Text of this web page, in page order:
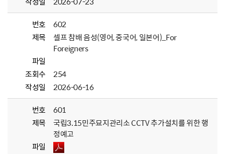
번호
602
제목
셀프 참배 음성(영어, 중국어, 일본어)_For
Foreigners
파일
조회수
254
작성일
2026-06-16
번호
601
제목
국립3.15민주묘지관리소 CCTV 추가설치를 위한 행
정예고
파일